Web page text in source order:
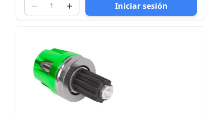
Iniciar sesión